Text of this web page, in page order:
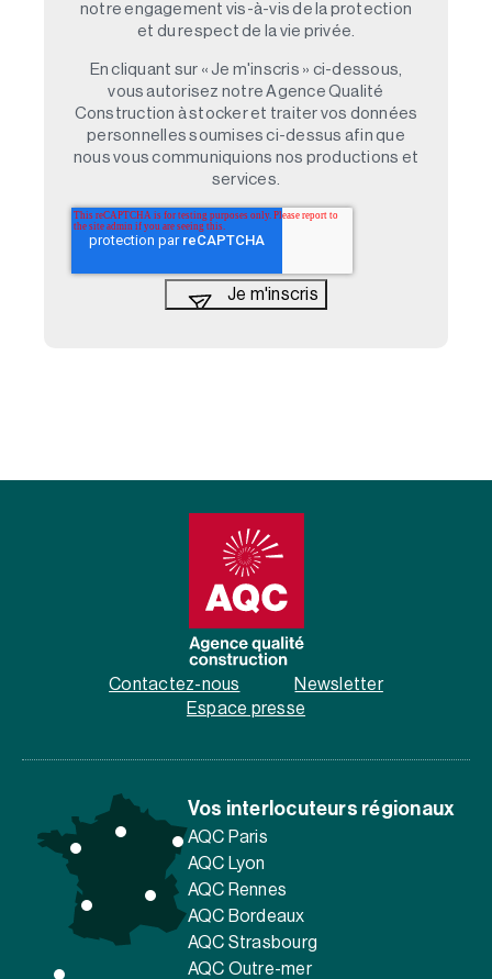
notre engagement vis-à-vis de la protection
et du respect de la vie privée.
En cliquant sur « Je m'inscris » ci-dessous,
vous autorisez notre Agence Qualité
Construction à stocker et traiter vos données
personnelles soumises ci-dessus afin que
nous vous communiquions nos productions et
services.
Contactez-nous
Newsletter
Espace presse
Vos interlocuteurs régionaux
AQC Paris
AQC Lyon
AQC Rennes
AQC Bordeaux
AQC Strasbourg
AQC Outre-mer